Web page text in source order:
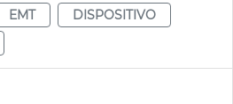
EMT
DISPOSITIVO